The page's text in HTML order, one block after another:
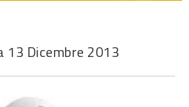
13 Dicembre 2013